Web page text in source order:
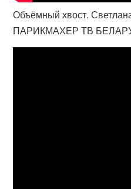
Объёмный хвост.
ПАРИКМАХЕР ТВ